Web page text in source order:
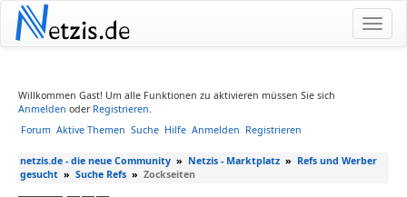
Netzis.de
Willkommen Gast! Um alle Funktionen zu aktivieren müssen Sie sich
Anmelden oder Registrieren.
Forum Aktive Themen Suche Hilfe Anmelden Registrieren
netzis.de - die neue Community » Netzis - Marktplatz » Refs und Werber
gesucht » Suche Refs » Zockseiten